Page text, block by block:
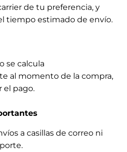
de tu preferencia, y
tiempo estimado de envío.
se calcula
al momento de la compra,
el pago.
a casillas de correo ni